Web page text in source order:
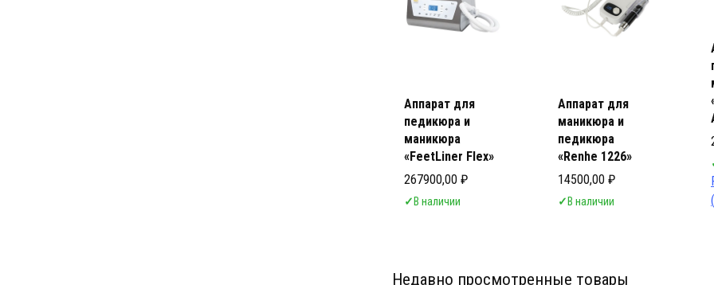
Аппарат для
педикюра и
маникюра
«FeetLiner Flex»
267900,00 ₽
✓ В наличии
Аппарат для
маникюра и
педикюра
«Renhe 1226»
14500,00 ₽
✓ В наличии
Недавно просмотренные товары